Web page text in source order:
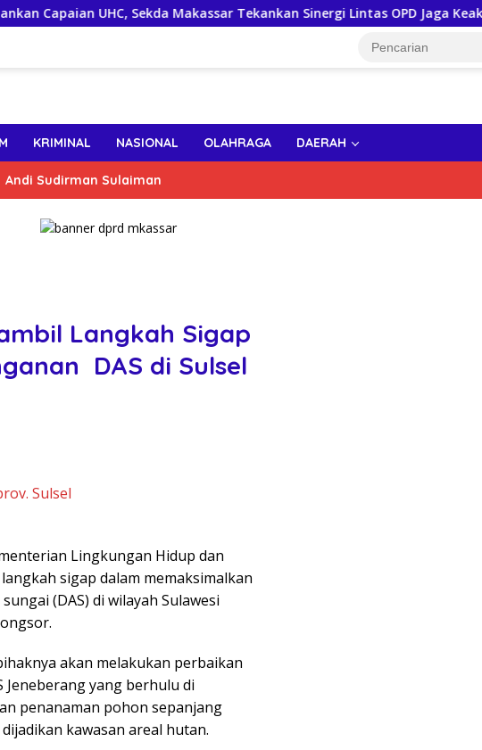
UHC, Sekda Makassar Tekankan Sinergi Lintas OPD Jaga Keaktifan
KRIMINAL NASIONAL OLAHRAGA DAERAH
Andi Sudirman Sulaiman
Langkah Sigap
DAS di Sulsel
Lingkungan Hidup dan
sigap dalam memaksimalkan
(DAS) di wilayah Sulawesi
akan melakukan perbaikan
yang berhulu di
penanaman pohon sepanjang
kawasan areal hutan.